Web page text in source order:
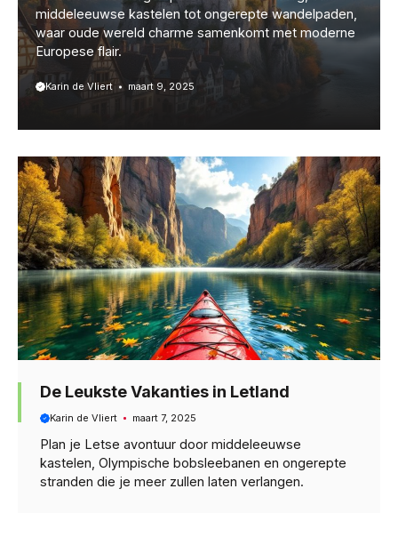
middeleeuwse kastelen tot ongerepte wandelpaden,
waar oude wereld charme samenkomt met moderne
Europese flair.
Karin de Vliert maart 9, 2025
De Leukste Vakanties in Letland
Karin de Vliert maart 7, 2025
Plan je Letse avontuur door middeleeuwse
kastelen, Olympische bobsleebanen en ongerepte
stranden die je meer zullen laten verlangen.